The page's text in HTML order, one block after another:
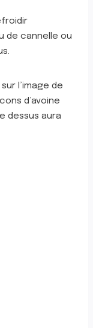
de cannelle ou
l’image de
d’avoine
dessus aura